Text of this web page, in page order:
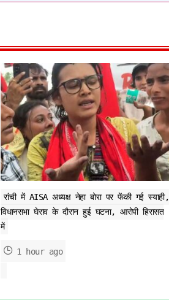
रांची में AISA अध्यक्ष नेहा बोरा पर फेंकी गई स्याही,
विधानसभा घेराव के दौरान हुई घटना, आरोपी हिरासत
में
1 hour ago